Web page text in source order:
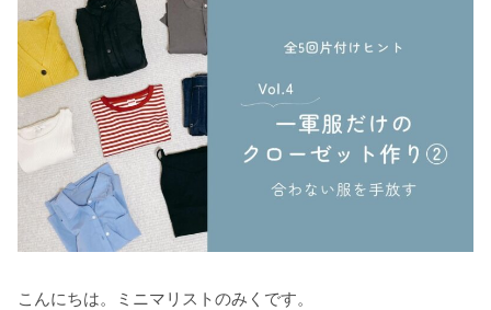
こんにちは。ミニマリストのみくです。